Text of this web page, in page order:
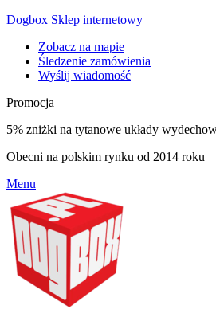
Dogbox Sklep internetowy
Zobacz na mapie
Śledzenie zamówienia
Wyślij wiadomość
Promocja
5% zniżki na tytanowe układy
Obecni na polskim rynku od 2014 roku
Menu